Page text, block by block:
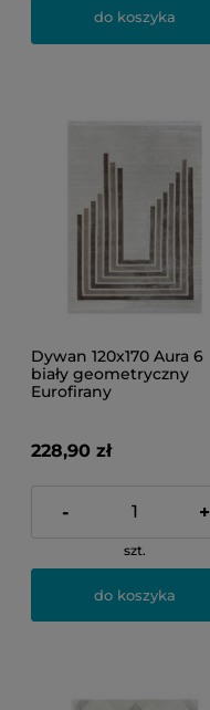
do koszyka
Dywan 120x170 Aura 6
biały geometryczny
Eurofirany
228,90 zł
- +
szt.
do koszyka